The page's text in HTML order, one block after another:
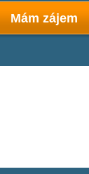
Mám zájem